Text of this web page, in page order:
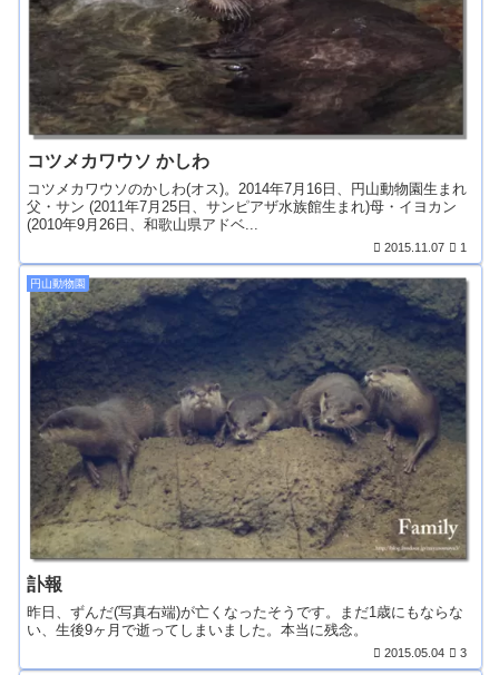
コツメカワウソ かしわ
コツメカワウソのかしわ(オス)。2014年7月16日、円山動物園生まれ
父・サン (2011年7月25日、サンピアザ水族館生まれ)母・イヨカン
(2010年9月26日、和歌山県アドベ...
2015.11.07 1
円山動物園
訃報
昨日、ずんだ(写真右端)が亡くなったそうです。まだ1歳にもならな
い、生後9ヶ月で逝ってしまいました。本当に残念。
2015.05.04 3